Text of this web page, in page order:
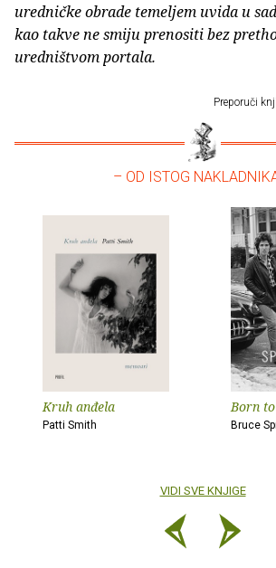
uredničke obrade temeljem uvida u
kao takve ne smiju prenositi bez
uredništvom portala.
Preporuči
– OD ISTOG
Kruh anđela
Patti Smith
Born
Bruce
VIDI SVE KNJIGE